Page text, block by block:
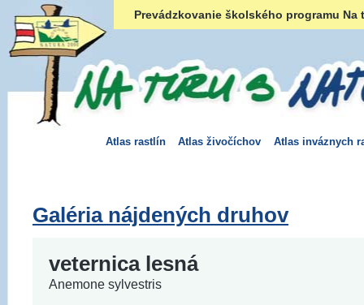
Prevádzkovanie školského programu
Atlas rastlín Atlas živočíchov Atlas inváznych
Galéria nájdených druhov
veternica lesná
Anemone sylvestris